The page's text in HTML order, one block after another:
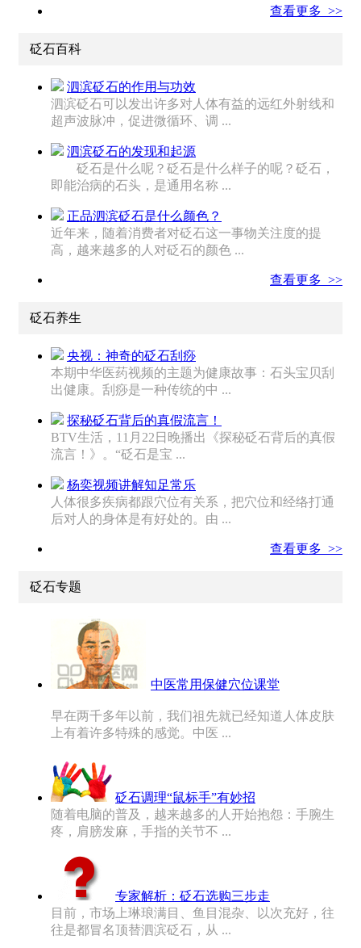
查看更多 >>
砭石百科
泗滨砭石的作用与功效
泗滨砭石可以发出许多对人体有益的远红外射线和
超声波脉冲，促进微循环、调 ...
泗滨砭石的发现和起源
砭石是什么呢？砭石是什么样子的呢？砭石，
即能治病的石头，是通用名称 ...
正品泗滨砭石是什么颜色？
近年来，随着消费者对砭石这一事物关注度的提
高，越来越多的人对砭石的颜色 ...
查看更多 >>
砭石养生
央视：神奇的砭石刮痧
本期中华医药视频的主题为健康故事：石头宝贝刮
出健康。刮痧是一种传统的中 ...
探秘砭石背后的真假流言！
BTV生活，11月22日晚播出《探秘砭石背后的真假
流言！》。“砭石是宝 ...
杨奕视频讲解知足常乐
人体很多疾病都跟穴位有关系，把穴位和经络打通
后对人的身体是有好处的。由 ...
查看更多 >>
砭石专题
中医常用保健穴位课堂
早在两千多年以前，我们祖先就已经知道人体皮肤
上有着许多特殊的感觉。中医 ...
砭石调理“鼠标手”有妙招
随着电脑的普及，越来越多的人开始抱怨：手腕生
疼，肩膀发麻，手指的关节不 ...
专家解析：砭石选购三步走
目前，市场上琳琅满目、鱼目混杂、以次充好，往
往是都冒名顶替泗滨砭石，从 ...